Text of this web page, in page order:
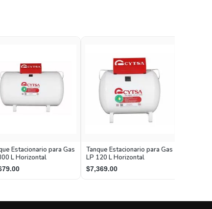
Estacionario para Gas
L Horizontal
Tanque Estacionario para Gas
LP 120 L Horizontal
$7,369.00